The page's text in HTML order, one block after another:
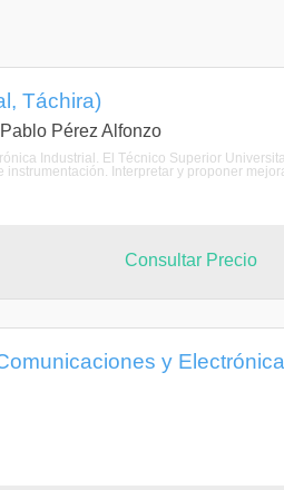
Táchira)
Pérez Alfonzo
Industrial. El Técnico Superior
Interpretar y proponer
Consultar Precio
y